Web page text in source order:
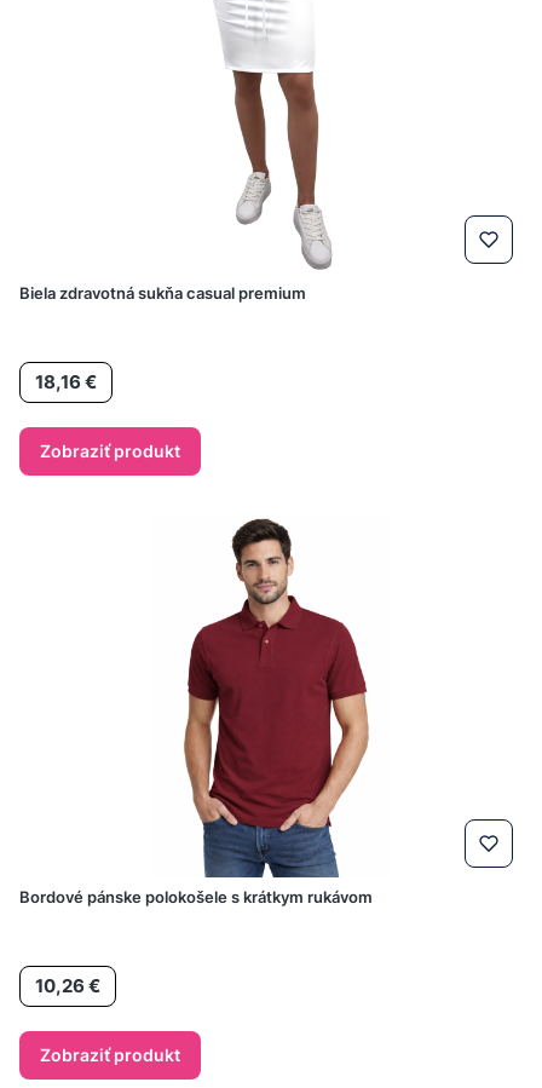
Biela zdravotná sukňa casual premium
Cena
18,16 €
Zobraziť produkt
Bordové pánske polokošele s krátkym rukávom
Cena
10,26 €
Zobraziť produkt